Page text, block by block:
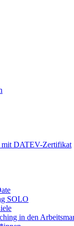
mit DATEV-Zertifikat
SOLO
in den